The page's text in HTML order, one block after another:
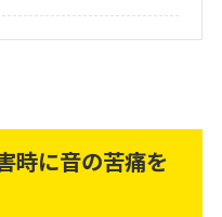
時に音の苦痛を